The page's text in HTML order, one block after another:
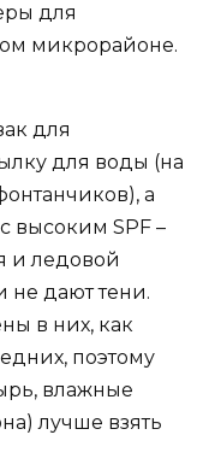
для
микрорайоне.
для
для воды (на
а
высоким SPF –
и ледовой
не дают тени.
в них, как
поэтому
влажные
лучше взять